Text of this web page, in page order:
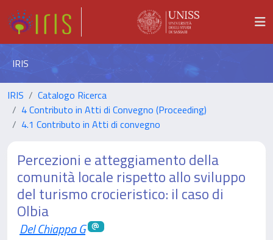
IRIS
IRIS
Catalogo Ricerca
4 Contributo in Atti di Convegno (Proceeding)
4.1 Contributo in Atti di convegno
Percezioni e atteggiamento della
comunità locale rispetto allo sviluppo
del turismo crocieristico: il caso di
Olbia
Del Chiappa G